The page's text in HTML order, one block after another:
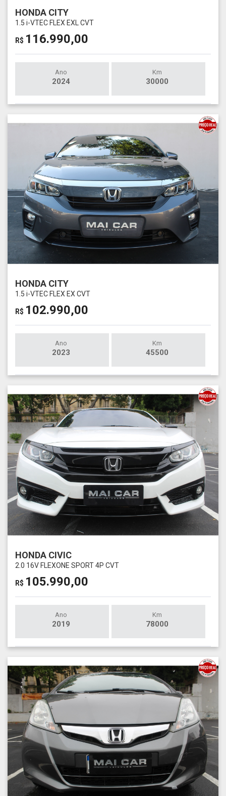
HONDA CITY
1.5 i-VTEC FLEX EXL CVT
R$ 116.990,00
Ano
2024
Km
30000
HONDA CITY
1.5 i-VTEC FLEX EX CVT
R$ 102.990,00
Ano
2023
Km
45500
HONDA CIVIC
2.0 16V FLEXONE SPORT 4P CVT
R$ 105.990,00
Ano
2019
Km
78000